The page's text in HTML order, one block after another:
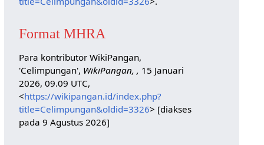
Format MHRA
Para kontributor WikiPangan,
'Celimpungan', WikiPangan, , 15 Januari
2026, 09.09 UTC,
<https://wikipangan.id/index.php?
title=Celimpungan&oldid=3326> [diakses
pada 9 Agustus 2026]